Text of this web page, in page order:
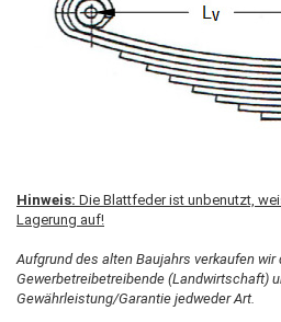
Hinweis: Die Blattfeder ist unbenutzt,
Lagerung auf!
Aufgrund des alten Baujahrs verkaufen
Gewerbetreibetreibende (Landwirtschaft)
Gewährleistung/Garantie jedweder Art.